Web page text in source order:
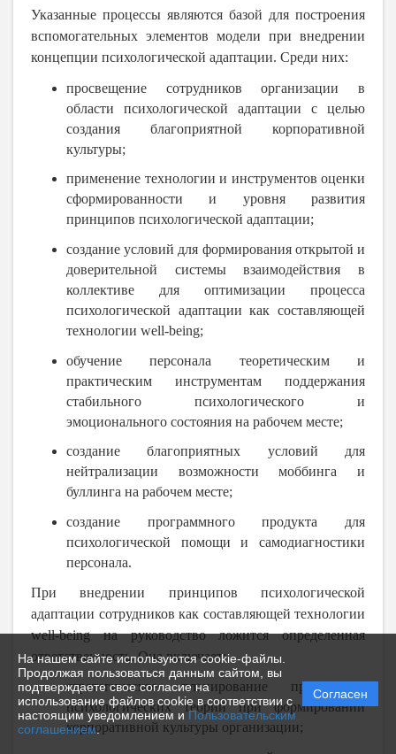
На нашем сайте используются cookie-файлы.
Продолжая пользоваться данным сайтом, вы
подтверждаете свое согласие на
использование файлов cookie в соответствии с
настоящим уведомлением иПользовательским
соглашением.
Согласен
Указанные процессы являются базой для построения
вспомогательных элементов модели при внедрении
концепции психологической адаптации. Среди них:
просвещение сотрудников организации в
области психологической адаптации с целью
создания благоприятной корпоративной
культуры;
применение технологии и инструментов оценки
сформированности и уровня развития
принципов психологической адаптации;
создание условий для формирования открытой и
доверительной системы взаимодействия в
коллективе для оптимизации процесса
психологической адаптации как составляющей
технологии well-being;
обучение персонала теоретическим и
практическим инструментам поддержания
стабильного психологического и
эмоционального состояния на рабочем месте;
создание благоприятных условий для
нейтрализации возможности моббинга и
буллинга на рабочем месте;
создание программного продукта для
психологической помощи и самодиагностики
персонала.
При внедрении принципов психологической
адаптации сотрудников как составляющей технологии
well-beingна руководство ложится определенная
ответственность. Она включает:
стратегическое планирование применения
психологических теорий при формировании
корпоративной культуры организации;